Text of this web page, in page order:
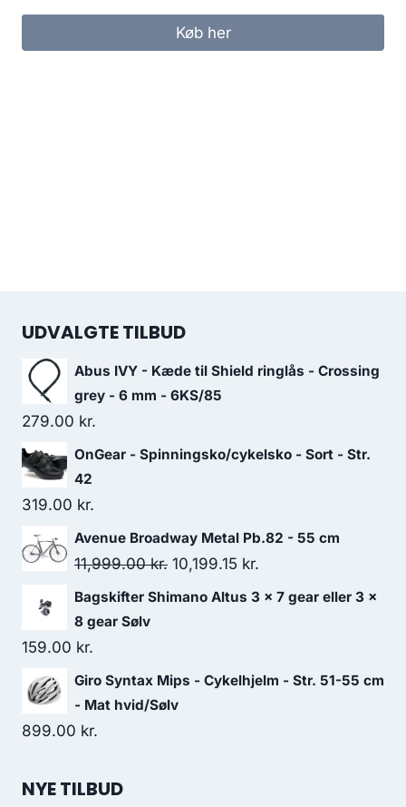
Køb her
UDVALGTE TILBUD
Abus IVY - Kæde til Shield ringlås - Crossing
grey - 6 mm - 6KS/85
279.00 kr.
OnGear - Spinningsko/cykelsko - Sort - Str.
42
319.00 kr.
Avenue Broadway Metal Pb.82 - 55 cm
11,999.00kr. Original
price
10,199.15 kr.
price
Bagskifter Shimano Altus 3 x 7 gear eller 3 x
8 gear Sølv
159.00 kr.
Giro Syntax Mips - Cykelhjelm - Str. 51-55 cm
- Mat hvid/Sølv
899.00 kr.
NYE TILBUD